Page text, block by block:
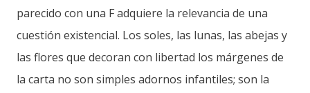
parecido con una F adquiere la relevancia de una
cuestión existencial. Los soles, las lunas, las abejas y
las flores que decoran con libertad los márgenes de
la carta no son simples adornos infantiles; son la